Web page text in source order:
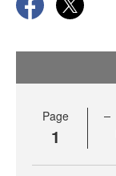
Page
1